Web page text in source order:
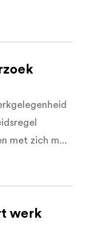
met zich m...
werk